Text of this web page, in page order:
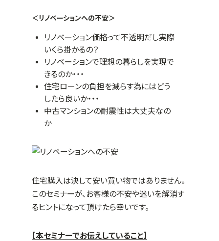
＜リノベーションへの不安＞
リノベーション価格って不透明だし実際
いくら掛かるの？
リノベーションで理想の暮らしを実現で
きるのか・・・
住宅ローンの負担を減らす為にはどう
したら良いか・・・
中古マンションの耐震性は大丈夫なの
か
住宅購入は決して安い買い物ではありません。
このセミナーが、お客様の不安や迷いを解消す
るヒントになって頂けたら幸いです。
【本セミナーでお伝えしていること】